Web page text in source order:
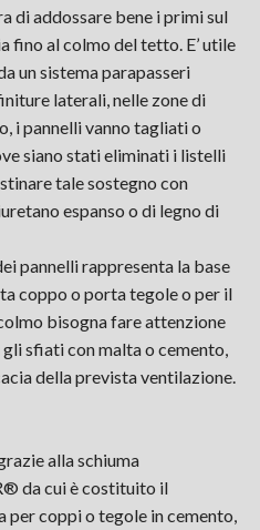
di addossare bene i primi sul
fino al colmo del tetto. E’ utile
un sistema parapasseri
laterali, nelle zone di
i pannelli vanno tagliati o
siano stati eliminati i listelli
tale sostegno con
espanso o di legno di
pannelli rappresenta la base
coppo o porta tegole o per il
bisogna fare attenzione
sfiati con malta o cemento,
della prevista ventilazione.
alla schiuma
da cui è costituito il
per coppi o tegole in cemento,